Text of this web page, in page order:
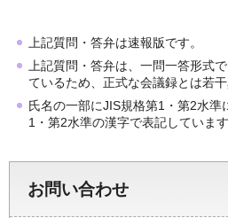
上記質問・答弁は速報版です。
上記質問・答弁は、一問一答形式
ているため、正式な会議録とは若干
氏名の一部にJIS規格第1・第2水準
1・第2水準の漢字で表記しています
お問い合わせ